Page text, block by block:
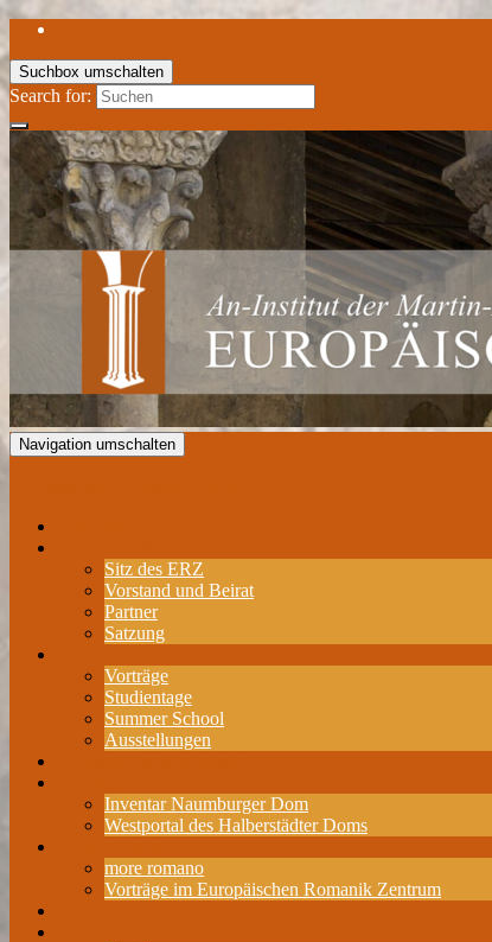
Suchbox umschalten
Search for:
Navigation umschalten
Sitz des ERZ
Vorstand und Beirat
Partner
Satzung
Vorträge
Studientage
Summer School
Ausstellungen
Inventar Naumburger Dom
Westportal des Halberstädter Doms
more romano
Vorträge im Europäischen Romanik Zentrum